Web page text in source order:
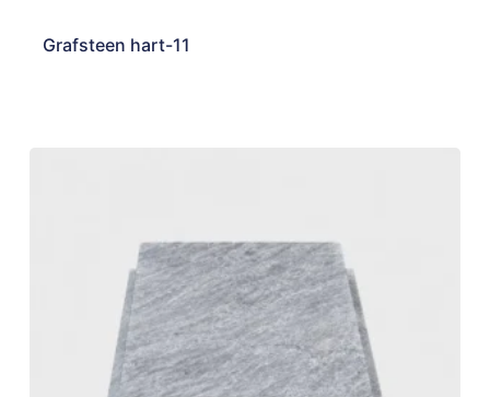
Grafsteen hart-11